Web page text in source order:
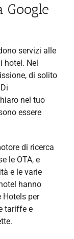
Google
servizi alle
hotel. Nel
di solito
nel tuo
essere
di ricerca
le OTA, e
e le varie
hanno
Hotels per
tariffe e